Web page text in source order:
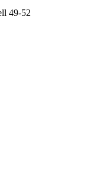
49-52